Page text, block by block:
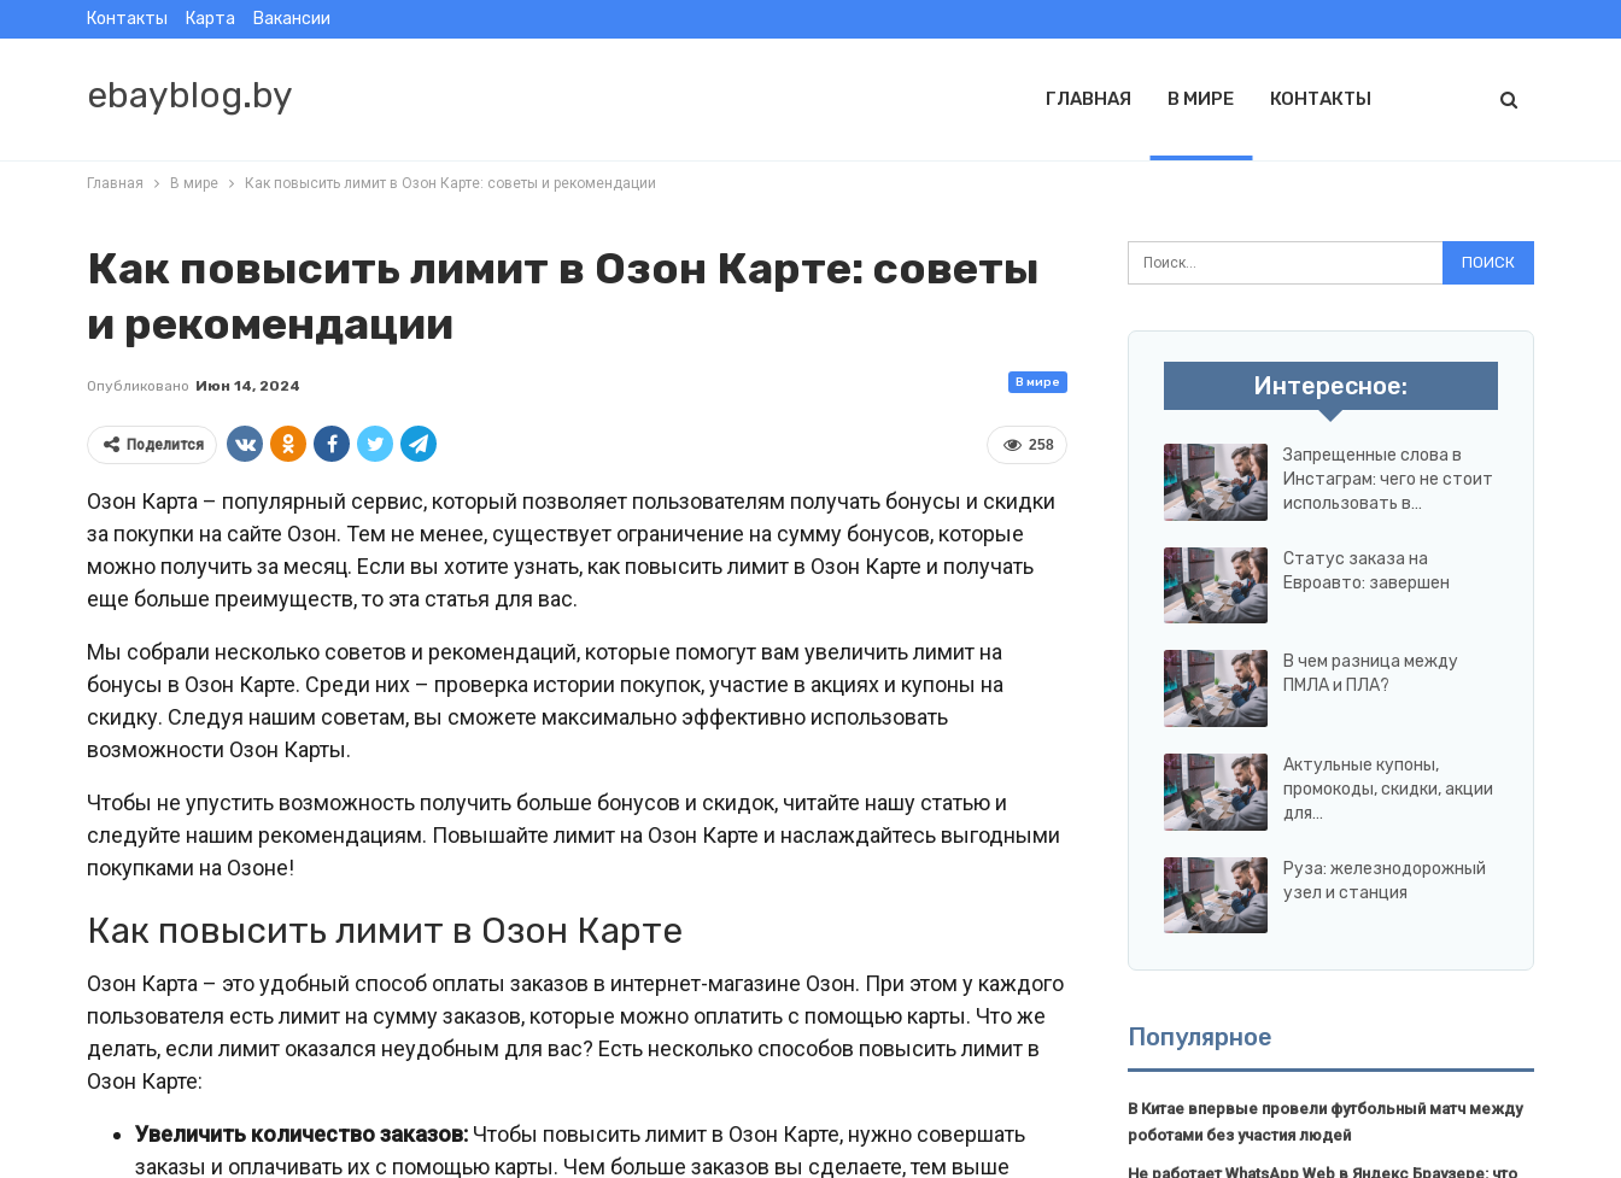
Контакты Карта Вакансии
ebayblog.by ГЛАВНАЯ В МИРЕ КОНТАКТЫ
Главная В мире Как повысить лимит в Озон Карте: советы и рекомендации
Как повысить лимит в Озон Карте: советы
и рекомендации
В мире
Опубликовано Июн 14, 2024
258
Поделится
Озон Карта – популярный сервис, который позволяет пользователям получать бонусы и скидки
за покупки на сайте Озон. Тем не менее, существует ограничение на сумму бонусов, которые
можно получить за месяц. Если вы хотите узнать, как повысить лимит в Озон Карте и получать
еще больше преимуществ, то эта статья для вас.
Мы собрали несколько советов и рекомендаций, которые помогут вам увеличить лимит на
бонусы в Озон Карте. Среди них – проверка истории покупок, участие в акциях и купоны на
скидку. Следуя нашим советам, вы сможете максимально эффективно использовать
возможности Озон Карты.
Чтобы не упустить возможность получить больше бонусов и скидок, читайте нашу статью и
следуйте нашим рекомендациям. Повышайте лимит на Озон Карте и наслаждайтесь выгодными
покупками на Озоне!
Как повысить лимит в Озон Карте
Озон Карта – это удобный способ оплаты заказов в интернет-магазине Озон. При этом у каждого
пользователя есть лимит на сумму заказов, которые можно оплатить с помощью карты. Что же
делать, если лимит оказался неудобным для вас? Есть несколько способов повысить лимит в
Озон Карте:
Увеличить количество заказов: Чтобы повысить лимит в Озон Карте, нужно совершать
заказы и оплачивать их с помощью карты. Чем больше заказов вы сделаете, тем выше
Интересное:
Запрещенные слова в
Инстаграм: чего не стоит
использовать в…
Статус заказа на
Евроавто: завершен
В чем разница между
ПМЛА и ПЛА?
Актульные купоны,
промокоды, скидки, акции
для…
Руза: железнодорожный
узел и станция
Популярное
В Китае впервые провели футбольный матч между
роботами без участия людей
Не работает WhatsApp Web в Яндекс Браузере: что